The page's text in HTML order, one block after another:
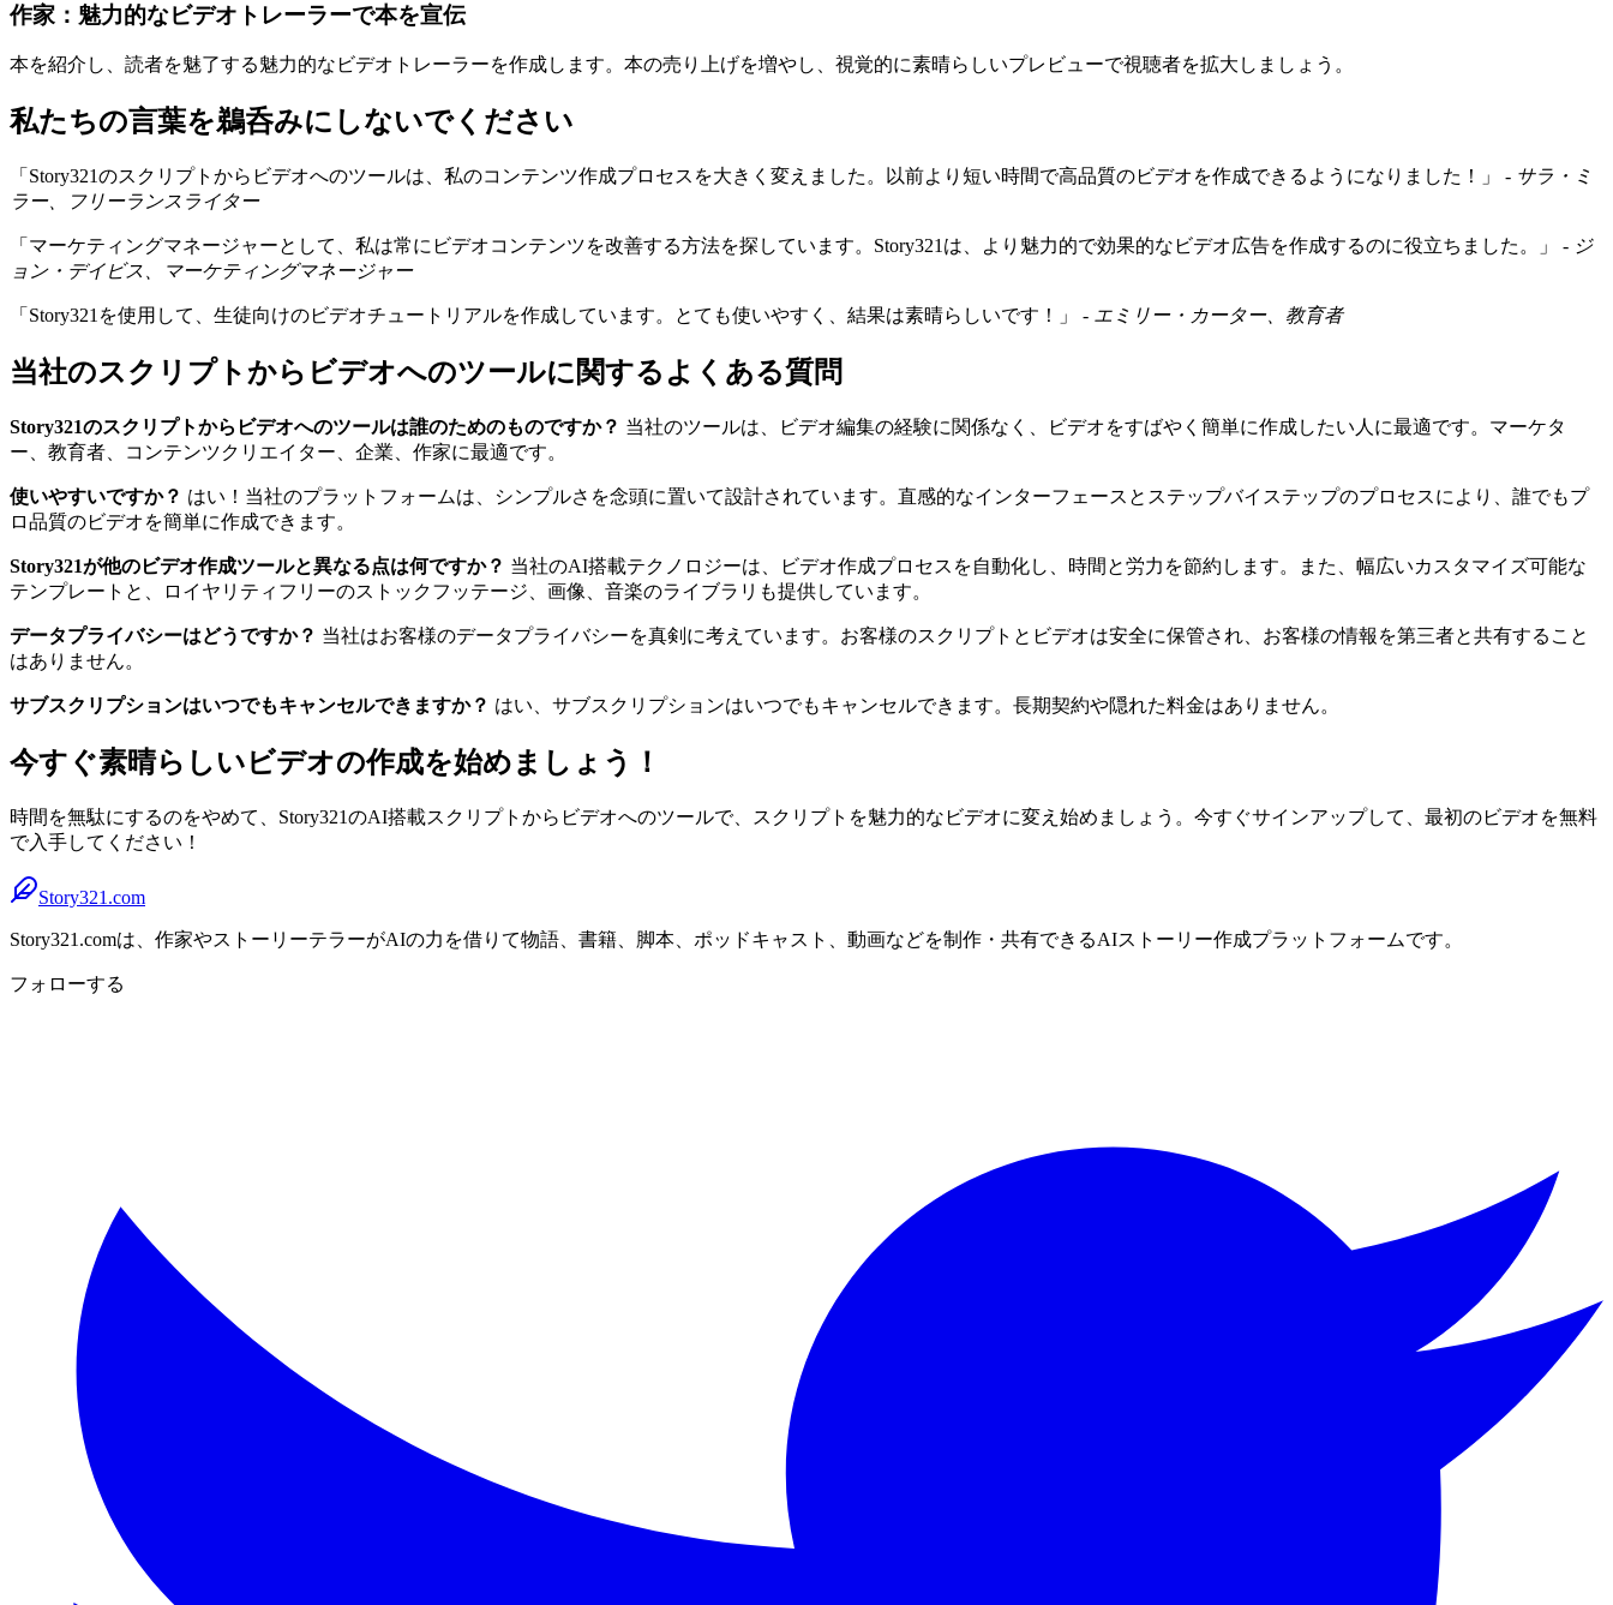
作家：魅力的なビデオトレーラーで本を宣伝
本を紹介し、読者を魅了する魅力的なビデオトレーラーを作成します。本の売り上げを増やし、視覚的に素晴らしいプレビューで視聴者を拡大しましょう。
私たちの言葉を鵜呑みにしないでください
「Story321のスクリプトからビデオへのツールは、私のコンテンツ作成プロセスを大きく変えました。以前より短い時間で高品質のビデオを作成できるようになりました！」 - サラ・ミ
ラー、フリーランスライター
「マーケティングマネージャーとして、私は常にビデオコンテンツを改善する方法を探しています。Story321は、より魅力的で効果的なビデオ広告を作成するのに役立ちました。」 - ジ
ョン・デイビス、マーケティングマネージャー
「Story321を使用して、生徒向けのビデオチュートリアルを作成しています。とても使いやすく、結果は素晴らしいです！」 - エミリー・カーター、教育者
当社のスクリプトからビデオへのツールに関するよくある質問
Story321のスクリプトからビデオへのツールは誰のためのものですか？ 当社のツールは、ビデオ編集の経験に関係なく、ビデオをすばやく簡単に作成したい人に最適です。マーケタ
ー、教育者、コンテンツクリエイター、企業、作家に最適です。
使いやすいですか？ はい！当社のプラットフォームは、シンプルさを念頭に置いて設計されています。直感的なインターフェースとステップバイステップのプロセスにより、誰でもプ
ロ品質のビデオを簡単に作成できます。
Story321が他のビデオ作成ツールと異なる点は何ですか？ 当社のAI搭載テクノロジーは、ビデオ作成プロセスを自動化し、時間と労力を節約します。また、幅広いカスタマイズ可能な
テンプレートと、ロイヤリティフリーのストックフッテージ、画像、音楽のライブラリも提供しています。
データプライバシーはどうですか？ 当社はお客様のデータプライバシーを真剣に考えています。お客様のスクリプトとビデオは安全に保管され、お客様の情報を第三者と共有すること
はありません。
サブスクリプションはいつでもキャンセルできますか？ はい、サブスクリプションはいつでもキャンセルできます。長期契約や隠れた料金はありません。
今すぐ素晴らしいビデオの作成を始めましょう！
時間を無駄にするのをやめて、Story321のAI搭載スクリプトからビデオへのツールで、スクリプトを魅力的なビデオに変え始めましょう。今すぐサインアップして、最初のビデオを無料
で入手してください！
Story321.com
Story321.comは、作家やストーリーテラーがAIの力を借りて物語、書籍、脚本、ポッドキャスト、動画などを制作・共有できるAIストーリー作成プラットフォームです。
フォローする